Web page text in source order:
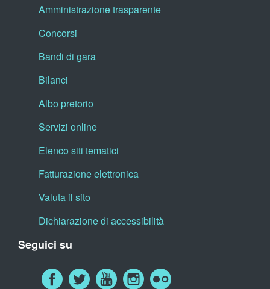
Amministrazione trasparente
Concorsi
Bandi di gara
Bilanci
Albo pretorio
Servizi online
Elenco siti tematici
Fatturazione elettronica
Valuta il sito
Dichiarazione di accessibilità
Seguici su